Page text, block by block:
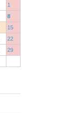
1
8
15
22
29